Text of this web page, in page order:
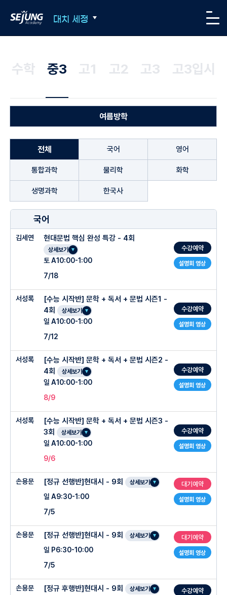
SEJUNG Academy
대치 세정 메뉴
수학 중3 고1 고2 고3 고3입시
여름방학
전체 국어 영어
통합과학 물리학 화학
생명과학 한국사
국어
김세연
설명회 영상
현대문법 핵심 완성 특강 - 4회
상세보기
토 A10:00-1:00
7/18
수강예약
서성록
설명회 영상
[수능 시작반] 문학 + 독서 + 문법 시즌1 -
4회
상세보기
일 A10:00-1:00
7/12
수강예약
서성록
설명회 영상
[수능 시작반] 문학 + 독서 + 문법 시즌2 -
4회
상세보기
일 A10:00-1:00
8/9
수강예약
서성록
설명회 영상
[수능 시작반] 문학 + 독서 + 문법 시즌3 -
3회
상세보기
일 A10:00-1:00
9/6
수강예약
손용문
설명회 영상
[정규 선행반]현대시 - 9회 상세보기
일 A9:30-1:00
7/5
대기예약
손용문
설명회 영상
[정규 선행반]현대시 - 9회 상세보기
일 P6:30-10:00
7/5
대기예약
손용문 [정규 후행반]현대시 - 9회 상세보기 수강예약